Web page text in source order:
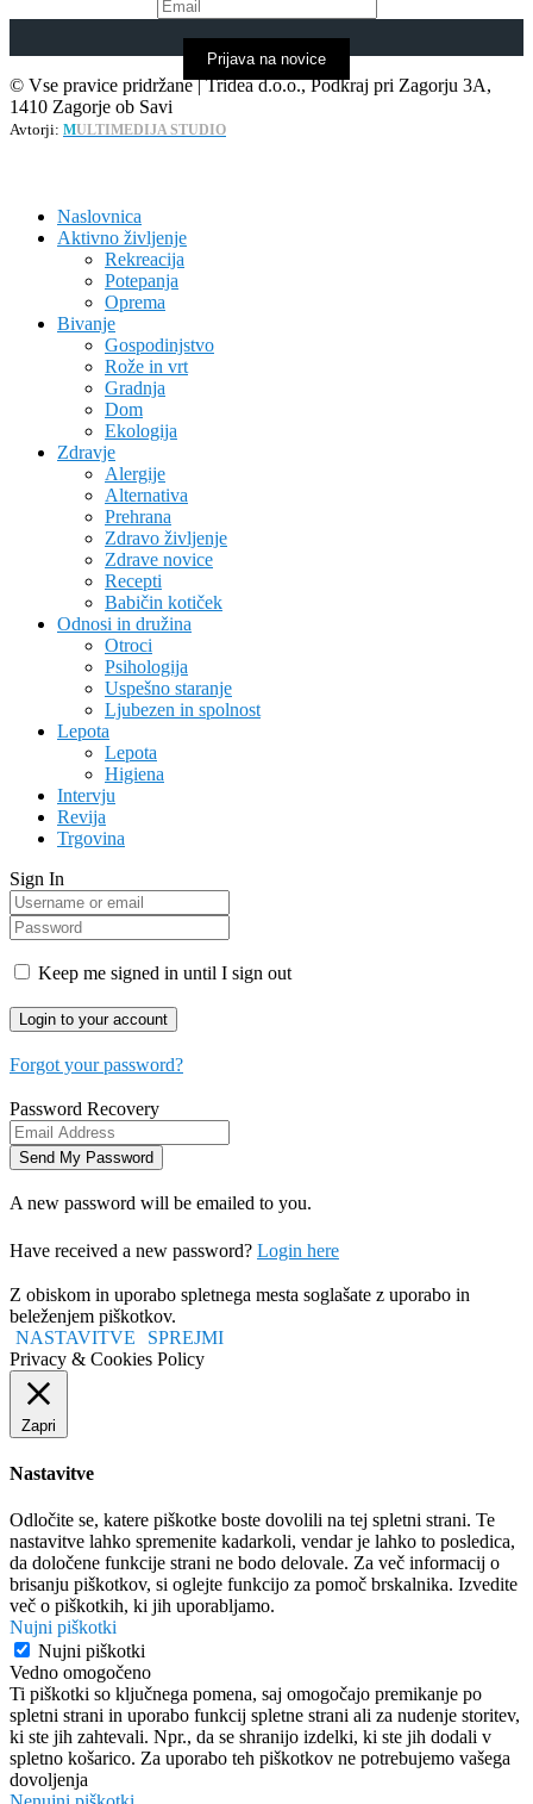
Prijava na novice
© Vse pravice pridržane | Tridea d.o.o., Podkraj pri Zagorju 3A,
1410 Zagorje ob Savi
Avtorji: MULTIMEDIJA STUDIO
Naslovnica
Aktivno življenje
Rekreacija
Potepanja
Oprema
Bivanje
Gospodinjstvo
Rože in vrt
Gradnja
Dom
Ekologija
Zdravje
Alergije
Alternativa
Prehrana
Zdravo življenje
Zdrave novice
Recepti
Babičin kotiček
Odnosi in družina
Otroci
Psihologija
Uspešno staranje
Ljubezen in spolnost
Lepota
Lepota
Higiena
Intervju
Revija
Trgovina
Sign In
Keep me signed in until I sign out
Forgot your password?
Password Recovery
A new password will be emailed to you.
Have received a new password? Login here
Z obiskom in uporabo spletnega mesta soglašate z uporabo in
beleženjem piškotkov.
NASTAVITVE
SPREJMI
Privacy & Cookies Policy
Zapri
Nastavitve
Odločite se, katere piškotke boste dovolili na tej spletni strani. Te
nastavitve lahko spremenite kadarkoli, vendar je lahko to posledica,
da določene funkcije strani ne bodo delovale. Za več informacij o
brisanju piškotkov, si oglejte funkcijo za pomoč brskalnika. Izvedite
več o piškotkih, ki jih uporabljamo.
Nujni piškotki
Nujni piškotki
Vedno omogočeno
Ti piškotki so ključnega pomena, saj omogočajo premikanje po
spletni strani in uporabo funkcij spletne strani ali za nudenje storitev,
ki ste jih zahtevali. Npr., da se shranijo izdelki, ki ste jih dodali v
spletno košarico. Za uporabo teh piškotkov ne potrebujemo vašega
dovoljenja